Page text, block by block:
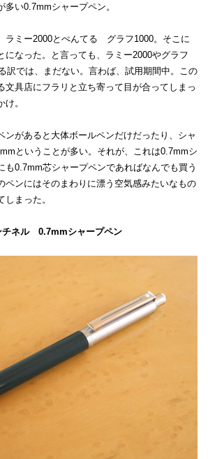
い0.7mmシャープペン。
ラミー2000とぺんてる グラフ1000。そこに
になった。と言っても、ラミー2000やグラフ
訳では、まだない。言わば、試用期間中。この
文具店にフラリと立ち寄って目が合ってしまっ
。
ンがあると大体ボールペンだけだったり、シャ
ということが多い。それが、これは0.7mmシ
も0.7mm芯シャープペンであればなんでも買う
ペンにはそのまわりに漂う空気感みたいなもの
まった。
ネル 0.7mmシャープペン